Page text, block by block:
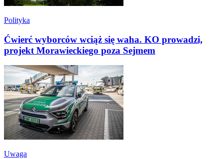
Polityka
Ćwierć wyborców wciąż się waha. KO prowadzi,
projekt Morawieckiego poza Sejmem
Uwaga